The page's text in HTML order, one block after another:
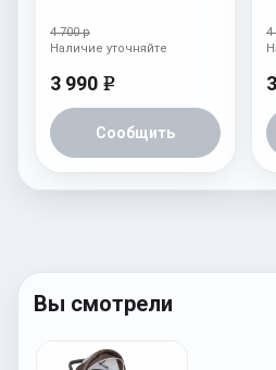
4 700 р
3 990 e
Сообщить
Наличие уточняйте
4
Вы смотрели